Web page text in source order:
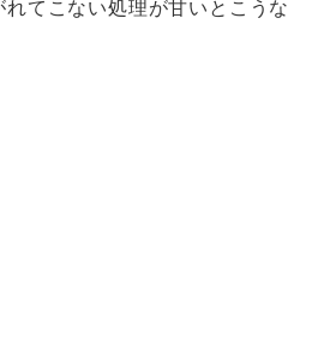
れてこない処理が甘いとこうな